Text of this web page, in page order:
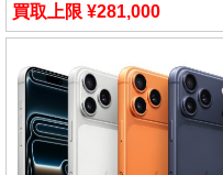
買取上限 ¥281,000